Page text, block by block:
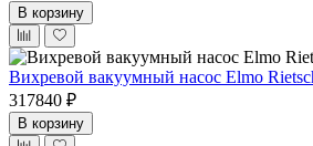
В корзину
Вихревой вакуумный насос Elmo
317840 ₽
В корзину